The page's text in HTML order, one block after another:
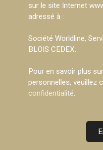
sur le site Internet
adressé à :
Société Worldline,
BLOIS CEDEX.
Pour en savoir plus
personnelles, veuillez
confidentialité.